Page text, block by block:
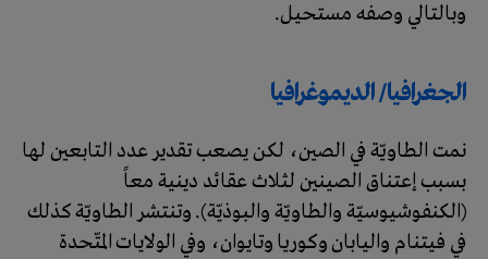
وبالتالي وصفه مستحيل.
الجغرافيا/ الديموغرافيا
نمت الطاويّة في الصين، لكن يصعب تقدير عدد التابعين لها
بسبب إعتناق الصينين لثلاث عقائد دينية معاً
(الكنفوشيوسيّة والطاويّة والبوذيّة). وتنتشر الطاويّة كذلك
في فيتنام واليابان وكوريا وتايوان، وفي الولايات المتّحدة